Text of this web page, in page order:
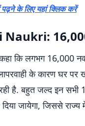
के लिए यहां क्लिक करें
16,000
कि लगभग 16,000
के कारण घर
है. बहुत जल्द इन सभी
जायेगा, जिससे राज्य